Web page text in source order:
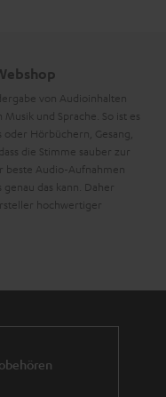
von Audioinhalten
und Sprache. So ist es
Hörbüchern, Gesang,
die Stimme sauber zur
beste Audio-Aufnahmen
das kann. Daher
hochwertiger
ist allerdings nicht simpel,
arbeiten. Zum